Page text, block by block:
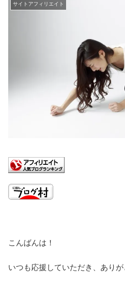
サイトアフィリエイト
こんばんは！
いつも応援していただき、ありが